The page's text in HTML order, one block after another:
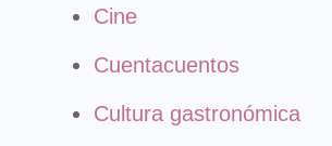
Cine
Cuentacuentos
Cultura gastronómica